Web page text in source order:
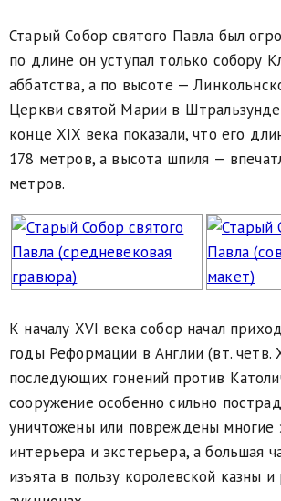
Старый Cобор святого Павла был
по длине он уступал только собору
аббатства, а по высоте —
Церкви святой Марии в
конце XIX века показали, что его
178 метров, а высота шпиля —
метров.
К началу XVI века собор начал
годы Реформации в Англии (вт. четв.
последующих гонений против
сооружение особенно сильно
уничтожены или повреждены многие
интерьера и экстерьера, а большая
изъята в пользу королевской казны